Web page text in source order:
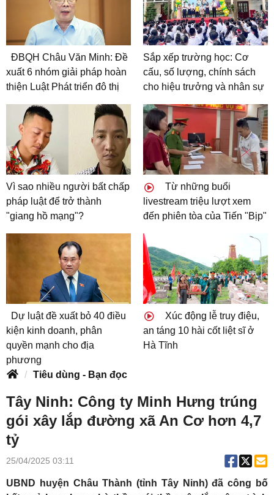
ĐBQH Châu Văn Minh: Đề
xuất 6 nhóm giải pháp hoàn
thiện Luật Phát triển đô thị
Sắp xếp trường học: Cơ
cấu, số lượng, chính sách
cho hiệu trưởng và nhân sự
Vì sao nhiều người bất chấp
pháp luật để trở thành
"giang hồ mạng"?
Từ những buổi
livestream triệu lượt xem
đến phiên tòa của Tiến "Bịp"
Dự luật đề xuất bỏ 40 điều
kiện kinh doanh, phân
quyền mạnh cho địa
phương
Xúc động lễ truy điệu,
an táng 10 hài cốt liệt sĩ ở
Hà Tĩnh
Tiêu dùng - Bạn đọc
Tây Ninh: Công ty Minh Hưng trúng
gói xây lắp đường xã An Cơ hơn 4,7
tỷ
25/04/2025 03:11
UBND huyện Châu Thành (tỉnh Tây Ninh) đã công bố